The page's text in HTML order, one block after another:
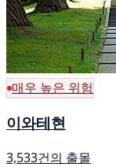
매우 높은 위험
이와테현
3,533건의 출몰